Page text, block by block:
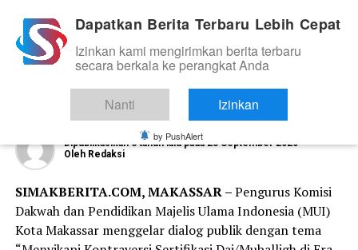
ORGANISASI DAN KOMUNITAS
MUI Kota Makassar Gelar Dialog
Dipublikasikan 6 tahun lalu pada 23 September 2020
Oleh Redaksi
SIMAKBERITA.COM, MAKASSAR –Pengurus Komisi
Dakwah dan Pendidikan Majelis Ulama Indonesia (MUI)
Kota Makassar menggelar dialog publik dengan tema
Dapatkan Berita Terbaru Lebih Cepat
Izinkan kami mengirimkan berita terbaru
secara berkala ke perangkat Anda
Nanti Izinkan
by PushAlert